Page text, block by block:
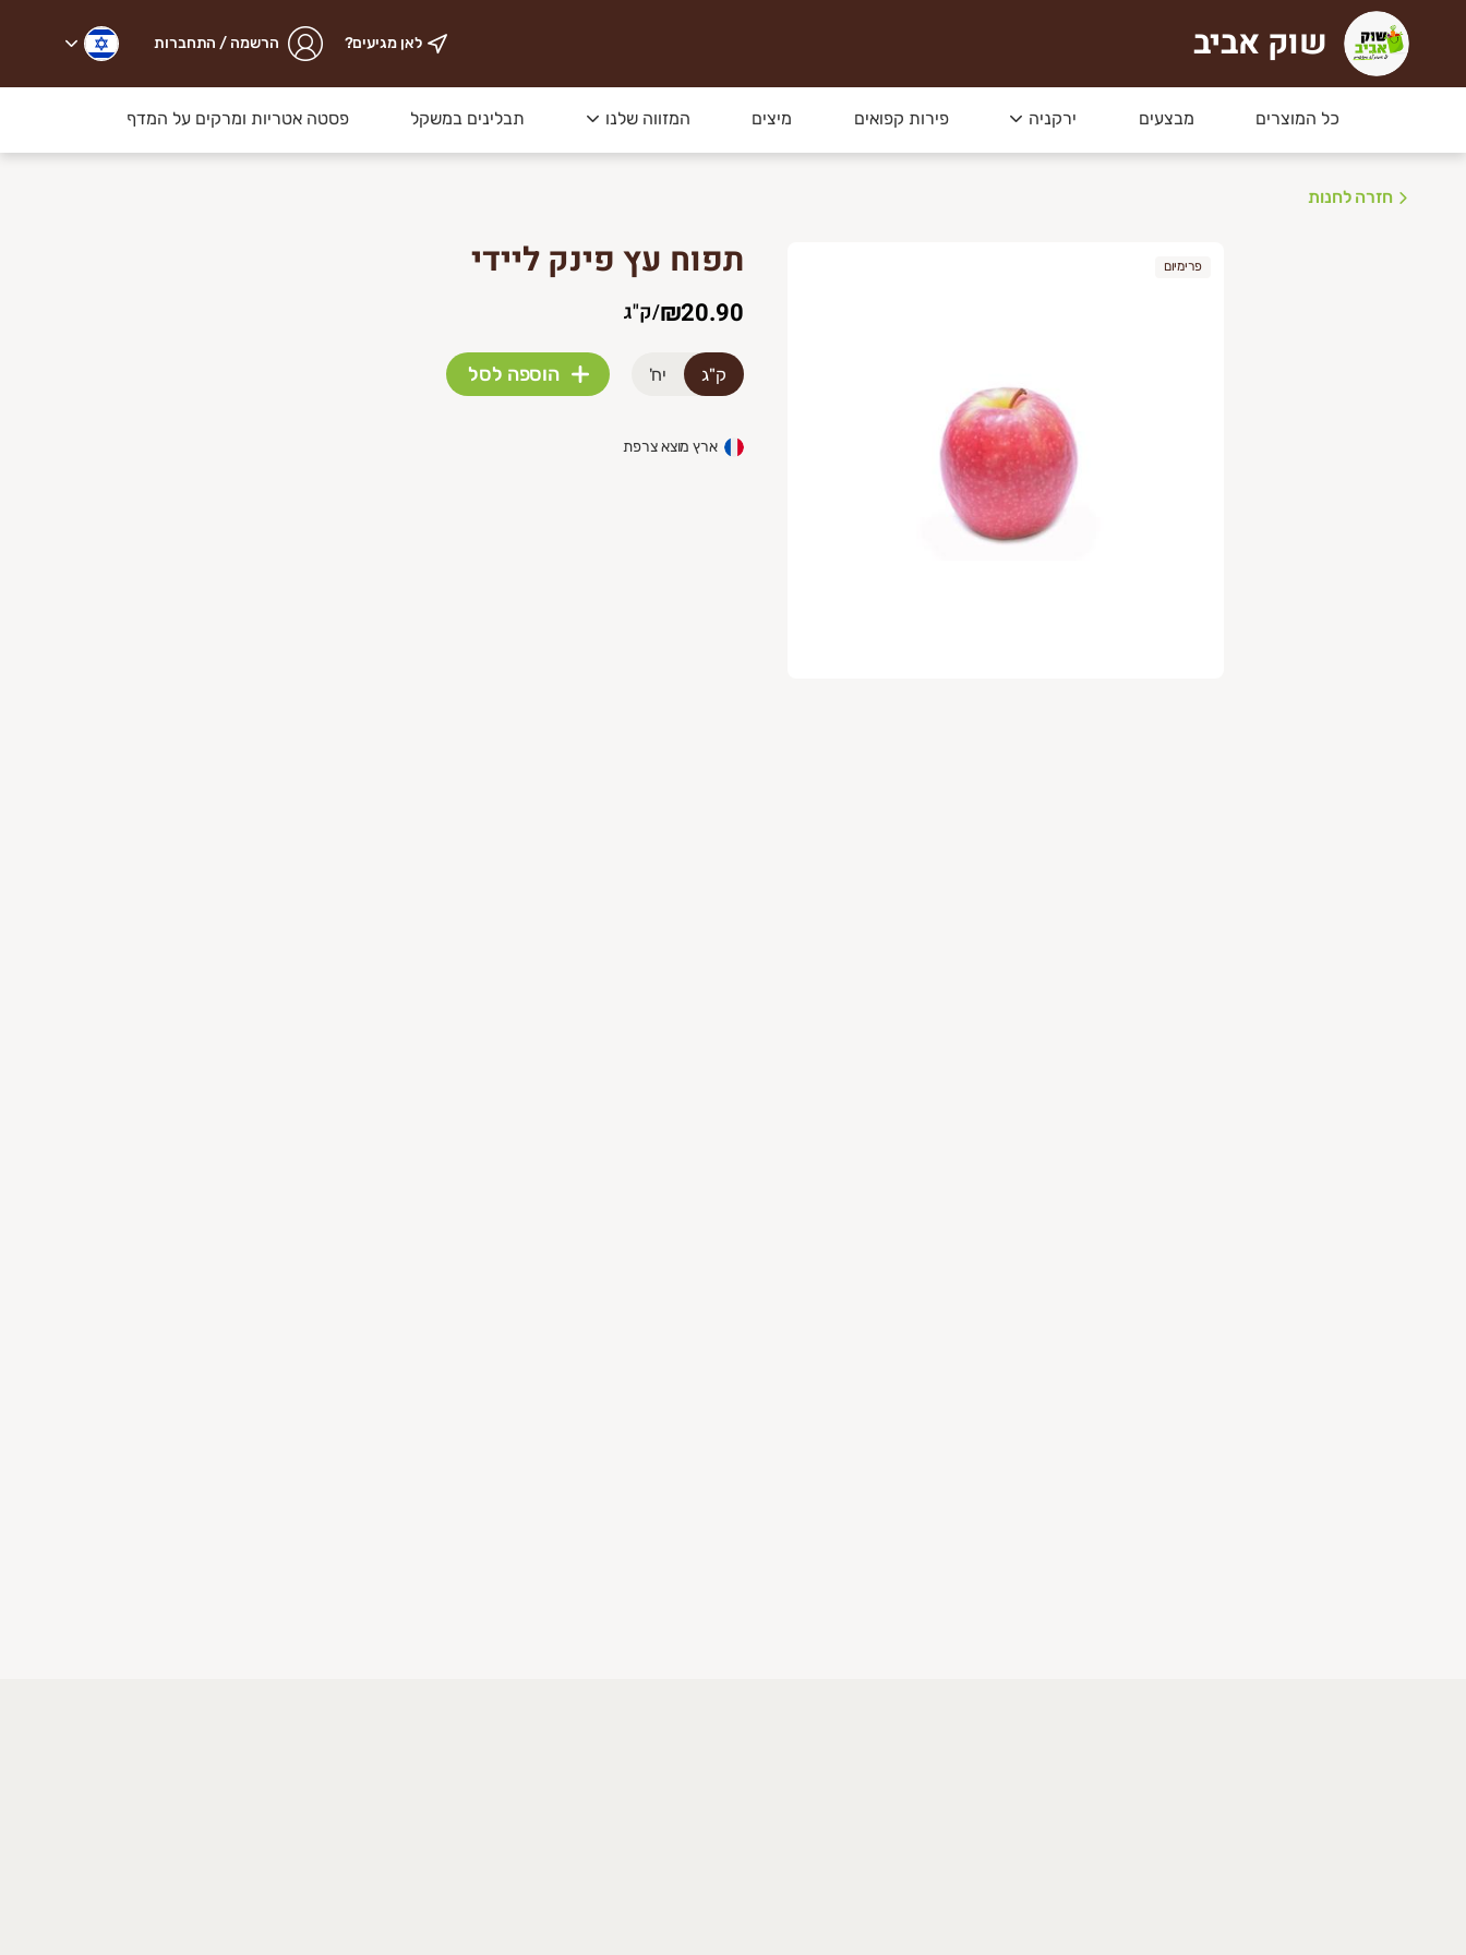
שוק אביב שוק אביב לאן מגיעים? הרשמה / התחברות
כל המוצרים מבצעים ירקניה פירות קפואים מיצים המזווה שלנו תבלינים במשקל פסטה אטריות ומרקים על המדף
חזרה לחנות
פרימיום תפוח עץ פינק ליידי
₪20.90
/ק"ג
ק"ג יח' הוספה לסל
ארץ מוצא צרפת